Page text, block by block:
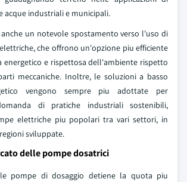
industriali e municipali.
anche un notevole spostamento verso l'uso di
che offrono un'opzione piu efficiente
energetico e rispettosa dell'ambiente rispetto
meccaniche. Inoltre, le soluzioni a basso
vengono sempre piu adottate per
di pratiche industriali sostenibili,
elettriche piu popolari tra vari settori, in
sviluppate.
delle pompe dosatrici
pompe di dosaggio detiene la quota piu